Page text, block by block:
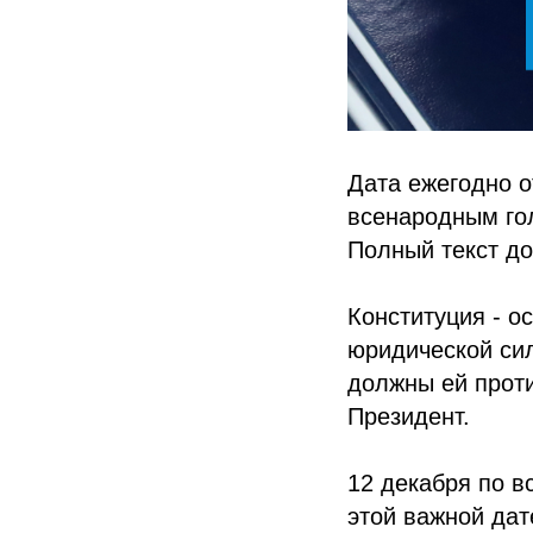
Дата ежегодно
всенародным
Полный текст
Конституция -
юридической
должны ей
Президент.
12 декабря по
этой важной